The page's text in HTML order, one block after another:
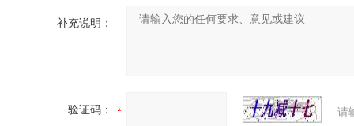
补充说明：
验证码： 请